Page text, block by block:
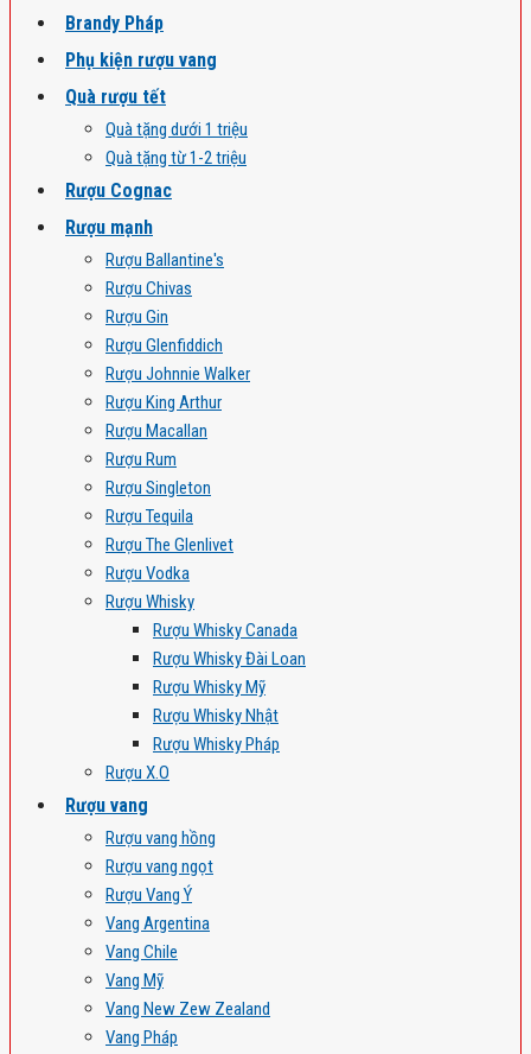
Brandy Pháp
Phụ kiện rượu vang
Quà rượu tết
Quà tặng dưới 1 triệu
Quà tặng từ 1-2 triệu
Rượu Cognac
Rượu mạnh
Rượu Ballantine's
Rượu Chivas
Rượu Gin
Rượu Glenfiddich
Rượu Johnnie Walker
Rượu King Arthur
Rượu Macallan
Rượu Rum
Rượu Singleton
Rượu Tequila
Rượu The Glenlivet
Rượu Vodka
Rượu Whisky
Rượu Whisky Canada
Rượu Whisky Đài Loan
Rượu Whisky Mỹ
Rượu Whisky Nhật
Rượu Whisky Pháp
Rượu X.O
Rượu vang
Rượu vang hồng
Rượu vang ngọt
Rượu Vang Ý
Vang Argentina
Vang Chile
Vang Mỹ
Vang New Zew Zealand
Vang Pháp